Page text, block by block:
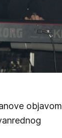
objavom